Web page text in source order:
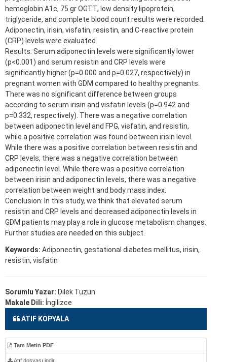
hemoglobin A1c, 75 gr OGTT, low density lipoprotein,
triglyceride, and complete blood count results were recorded.
Adiponectin, irisin, visfatin, resistin, and C-reactive protein
(CRP) levels were evaluated.
Results: Serum adiponectin levels were significantly lower
(p<0.001) and serum resistin and CRP levels were
significantly higher (p=0.000 and p=0.027, respectively) in
pregnant women with GDM compared to healthy pregnants.
There was no significant difference between groups
according to serum irisin and visfatin levels (p=0.942 and
p=0.332, respectively). There was a negative correlation
between adiponectin level and FPG, visfatin, and resistin,
while a positive correlation was found between irisin level.
While there was a positive correlation between resistin and
CRP levels, there was a negative correlation between
adiponectin level. While there was a positive correlation
between irisin and adiponectin levels, there was a negative
correlation between weight and body mass index.
Conclusion: In this study, we think that elevated serum
resistin and CRP levels and decreased adiponectin levels in
GDM patients may play a role in glucose metabolism changes.
Further studies are needed on this subject.
Keywords: Adiponectin, gestational diabetes mellitus, irisin,
resistin, visfatin
Sorumlu Yazar: Dilek Tuzun
Makale Dili: İngilizce
ATIF KOPYALA
Tam Metin PDF
Atıf dosyası indir